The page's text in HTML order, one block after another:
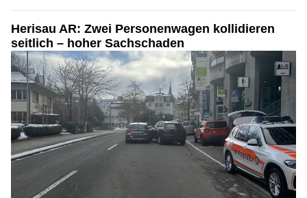
Herisau AR: Zwei Personenwagen kollidieren
seitlich – hoher Sachschaden